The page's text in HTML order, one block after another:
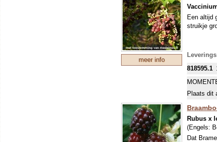
meer info
Een altijd
struikje
818595.1
Plaats dit
Rubus x
(Engels:
Dat